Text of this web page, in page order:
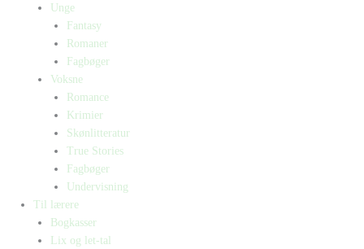
Unge
Fantasy
Romaner
Fagbøger
Voksne
Romance
Krimier
Skønlitteratur
True Stories
Fagbøger
Undervisning
Til lærere
Bogkasser
Lix og let-tal